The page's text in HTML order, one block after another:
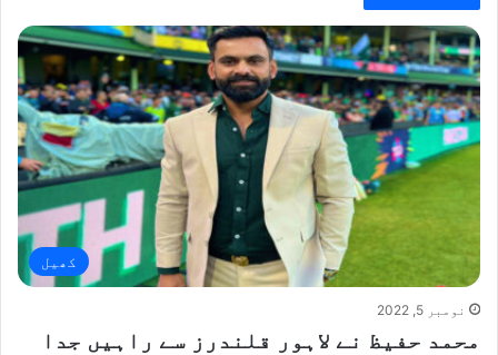
کھیل
نومبر 5, 2022
محمد حفیظ نے لاہور قلندرز سے راہیں جدا